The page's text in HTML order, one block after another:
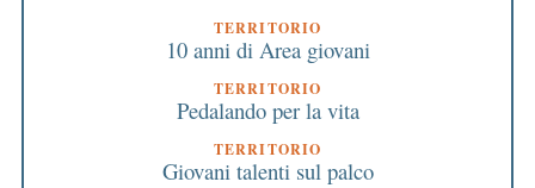
TERRITORIO
10 anni di Area giovani
TERRITORIO
Pedalando per la vita
TERRITORIO
Giovani talenti sul palco